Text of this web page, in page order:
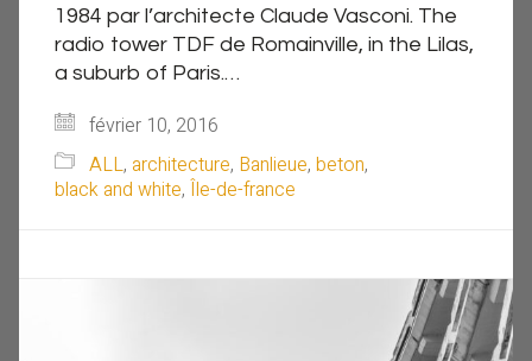
1984 par l’architecte Claude Vasconi. The
radio tower TDF de Romainville, in the Lilas,
a suburb of Paris.…
février 10, 2016
ALL, architecture, Banlieue, beton,
black and white, Île-de-france